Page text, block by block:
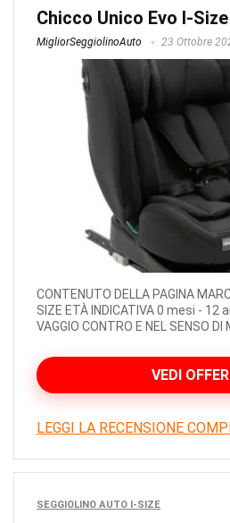
Chicco Unico Evo I-Size
MigliorSeggiolinoAuto 23 Ottobre
CONTENUTO DELLA PAGINA
SIZE ETÀ INDICATIVA 0 mesi - 12
VAGGIO CONTRO E NEL SENSO DI
VEDI
LEGGI LA RECENSIONE
SEGGIOLINO AUTO I-SIZE